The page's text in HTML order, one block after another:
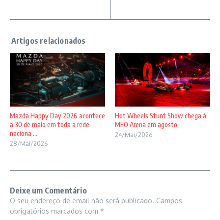
Mazda Happy Day 2026 acontece
a 30 de maio em toda a rede
naciona ...
28/Mai/2026
Hot Wheels Stunt Show chega à
MEO Arena em agosto
24/Mai/2026
Deixe um Comentário
O seu endereço de email não será publicado. Campos
obrigatórios marcados com *